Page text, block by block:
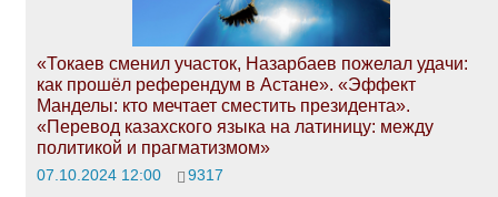
«Токаев сменил участок, Назарбаев пожелал удачи:
как прошёл референдум в Астане». «Эффект
Манделы: кто мечтает сместить президента».
«Перевод казахского языка на латиницу: между
политикой и прагматизмом»
07.10.2024 12:00 9317